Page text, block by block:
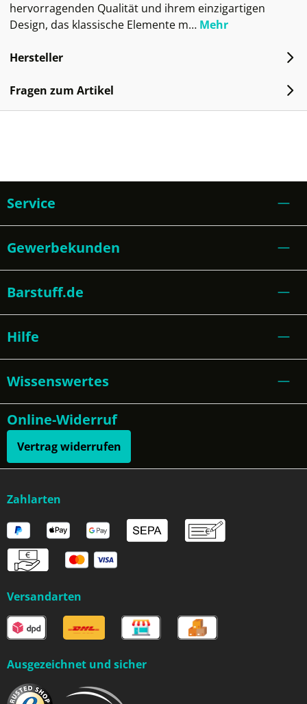
hervorragenden Qualität und ihrem einzigartigen
Design, das klassische Elemente m… Mehr
Hersteller
Fragen zum Artikel
Service
Gewerbekunden
Barstuff.de
Hilfe
Wissenswertes
Online-Widerruf
Vertrag widerrufen
Zahlarten
Versandarten
Ausgezeichnet und sicher